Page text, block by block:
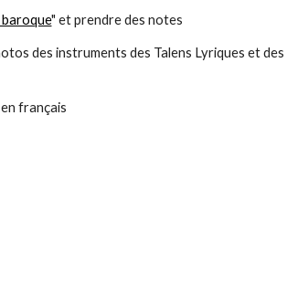
baroque" et prendre des notes
des instruments des Talens Lyriques et
français